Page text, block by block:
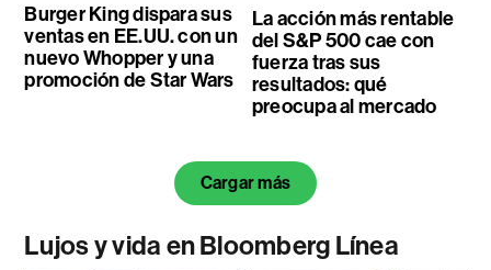
Burger King dispara sus
ventas en EE.UU. con un
nuevo Whopper y una
promoción de Star Wars
La acción más rentable
del S&P 500 cae con
fuerza tras sus
resultados: qué
preocupa al mercado
Cargar más
Lujos y vida en Bloomberg Línea